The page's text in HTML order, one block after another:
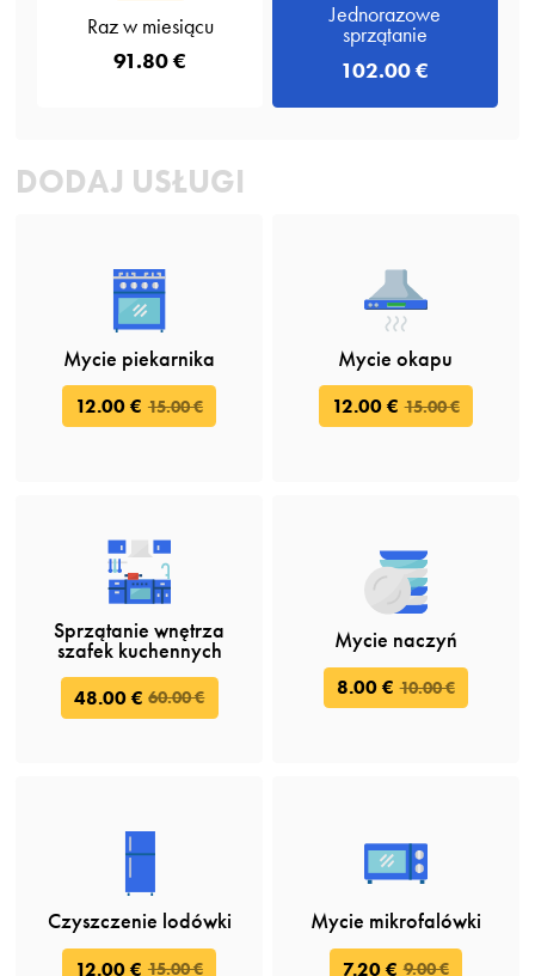
Raz w miesiącu
91.80 €
Jednorazowe
sprzątanie
102.00 €
DODAJ USŁUGI
Mycie piekarnika
12.00 € 15.00 €
Mycie okapu
12.00 € 15.00 €
Sprzątanie wnętrza
szafek kuchennych
48.00 € 60.00 €
Mycie naczyń
8.00 € 10.00 €
Czyszczenie lodówki
12.00 € 15.00 €
Mycie mikrofalówki
7.20 € 9.00 €